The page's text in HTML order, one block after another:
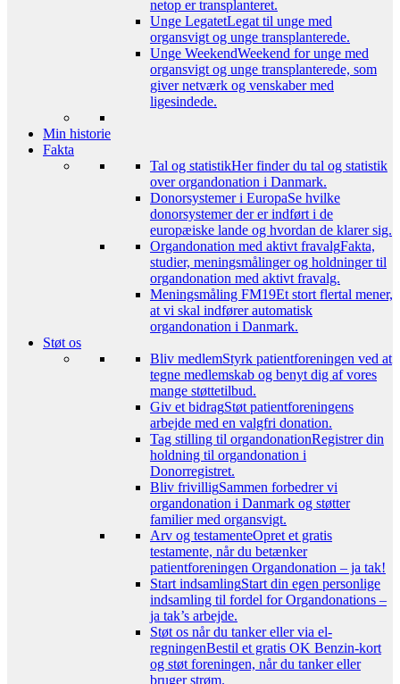
netop er transplanteret.
Unge LegatetLegat til unge med
organsvigt og unge transplanterede.
Unge WeekendWeekend for unge med
organsvigt og unge transplanterede, som
giver netværk og venskaber med
ligesindede.
Min historie
Fakta
Tal og statistikHer finder du tal og statistik
over organdonation i Danmark.
Donorsystemer i EuropaSe hvilke
donorsystemer der er indført i de
europæiske lande og hvordan de klarer sig.
Organdonation med aktivt fravalgFakta,
studier, meningsmålinger og holdninger til
organdonation med aktivt fravalg.
Meningsmåling FM19Et stort flertal mener,
at vi skal indfører automatisk
organdonation i Danmark.
Støt os
Bliv medlemStyrk patientforeningen ved at
tegne medlemskab og benyt dig af vores
mange støttetilbud.
Giv et bidragStøt patientforeningens
arbejde med en valgfri donation.
Tag stilling til organdonationRegistrer din
holdning til organdonation i
Donorregistret.
Bliv frivilligSammen forbedrer vi
organdonation i Danmark og støtter
familier med organsvigt.
Arv og testamenteOpret et gratis
testamente, når du betænker
patientforeningen Organdonation – ja tak!
Start indsamlingStart din egen personlige
indsamling til fordel for Organdonations –
ja tak’s arbejde.
Støt os når du tanker eller via el-
regningenBestil et gratis OK Benzin-kort
og støt foreningen, når du tanker eller
bruger strøm.